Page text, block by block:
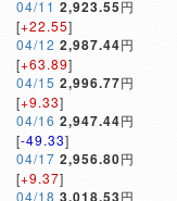
04/11 2,923.55円
[+22.55]
04/12 2,987.44円
[+63.89]
04/15 2,996.77円
[+9.33]
04/16 2,947.44円
[-49.33]
04/17 2,956.80円
[+9.37]
04/18 3,018.53円